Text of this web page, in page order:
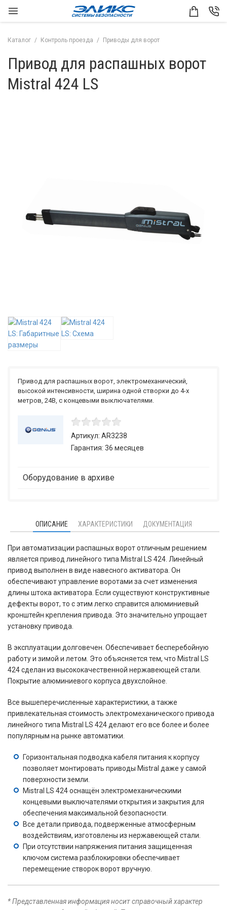
Каталог Контроль проезда Приводы для ворот
Привод для распашных ворот
Mistral 424 LS
Привод для распашных ворот, электромеханический,
высокой интенсивности, ширина одной створки до 4-х
метров, 24В, с концевыми выключателями.
Артикул: AR3238
Гарантия: 36 месяцев
Оборудование в архиве
ОПИСАНИЕ ХАРАКТЕРИСТИКИ ДОКУМЕНТАЦИЯ
При автоматизации распашных ворот отличным решением
является привод линейного типа Mistral LS 424. Линейный
привод выполнен в виде навесного активатора. Он
обеспечивают управление воротами за счет изменения
длины штока активатора. Если существуют конструктивные
дефекты ворот, то с этим легко справится алюминиевый
кронштейн крепления привода. Это значительно упрощает
установку привода.
В эксплуатации долговечен. Обеспечивает бесперебойную
работу и зимой и летом. Это объясняется тем, что Mistral LS
424 сделан из высококачественной нержавеющей стали.
Покрытие алюминиевого корпуса двухслойное.
Все вышеперечисленные характеристики, а также
привлекательная стоимость электромеханического привода
линейного типа Mistral LS 424 делают его все более и более
популярным на рынке автоматики.
Горизонтальная подводка кабеля питания к корпусу
позволяет монтировать приводы Mistral даже у самой
поверхности земли.
Mistral LS 424 оснащён электромеханическими
концевыми выключателями открытия и закрытия для
обеспечения максимальной безопасности.
Все детали привода, подверженные атмосферным
воздействиям, изготовлены из нержавеющей стали.
При отсутствии напряжения питания защищенная
ключом система разблокировки обеспечивает
перемещение створок ворот вручную.
* Представленная информация носит справочный характер